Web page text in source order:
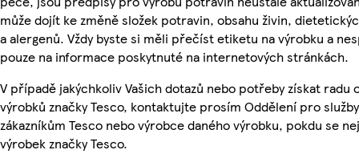
může dojít ke změně složek potravin, obsahu živin,
a alergenů. Vždy byste si měli přečíst etiketu na výrobku a
pouze na informace poskytnuté na internetových stránkách.
V případě jakýchkoliv Vašich dotazů nebo potřeby získat radu
výrobků značky Tesco, kontaktujte prosím Oddělení pro služby
zákazníkům Tesco nebo výrobce daného výrobku, pokdu se
výrobek značky Tesco.